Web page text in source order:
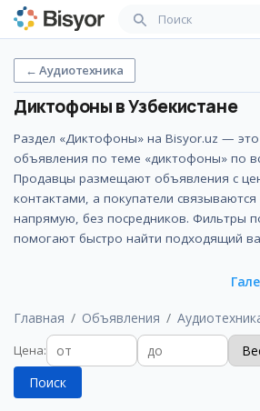
←Аудиотехника
Диктофоныв Узбекистане
Раздел «Диктофоны» на Bisyor.uz — это
объявления по теме «диктофоны» по
Продавцы размещают объявления с
контактами, а покупатели
напрямую, без посредников. Фильтры
помогают быстро найти подходящий
Главная Объявления
Цена:
Поиск